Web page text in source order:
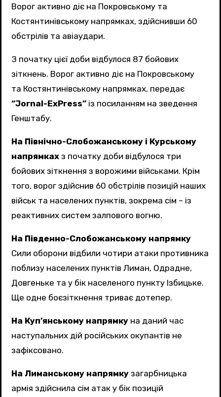
Ворог активно діє на Покровському та
Костянтинівському напрямках, здійснивши 60
обстрілів та авіаудари.
З початку цієї доби відбулося 87 бойових
зіткнень. Ворог активно діє на Покровському
та Костянтинівському напрямках, передає
“Jornal-ExPress” із посиланням на зведення
Генштабу.
На Північно-Слобожанському і Курському
напрямках з початку доби відбулося три
бойових зіткнення з ворожими військами. Крім
того, ворог здійснив 60 обстрілів позицій наших
військ та населених пунктів, зокрема сім – із
реактивних систем залпового вогню.
На Південно-Слобожанському напрямку
Сили оборони відбили чотири атаки противника
поблизу населених пунктів Лиман, Одрадне,
Довгеньке та у бік населеного пункту Ізбицьке.
Ще одне боєзіткнення триває дотепер.
На Куп’янському напрямку на даний час
наступальних дій російських окупантів не
зафіксовано.
На Лиманському напрямку загарбницька
армія здійснила сім атак у бік позицій